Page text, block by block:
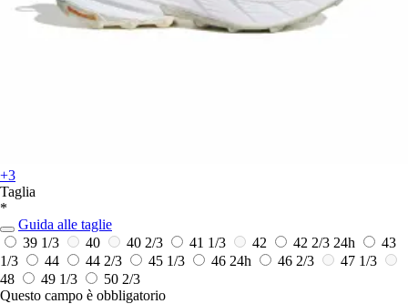
+3
Taglia
*
Guida alle taglie
39 1/3
40 40 2/3 41 1/3 42 42 2/3 24h
43
1/3
44 44 2/3 45 1/3 46 24h 46 2/3
47 1/3
48
49 1/3
50 2/3
Questo campo è obbligatorio